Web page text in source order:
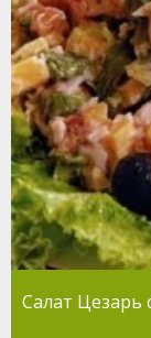
Салат Цезарь